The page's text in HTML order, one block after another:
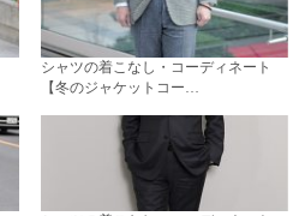
シャツの着こなし・コーディネート
【冬のジャケットコー…